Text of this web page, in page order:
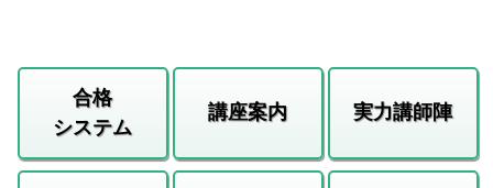
合格
システム
講座案内 実力講師陣